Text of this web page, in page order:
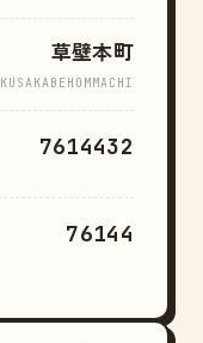
草壁本町
KUSAKABEHOMMACHI
7614432
76144